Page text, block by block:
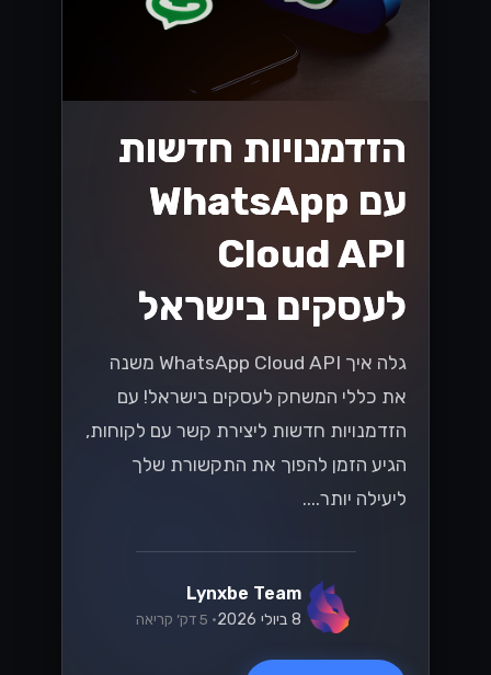
הזדמנויות חדשות
עם WhatsApp
Cloud API
לעסקים בישראל
גלה איך WhatsApp Cloud API משנה
את כללי המשחק לעסקים בישראל! עם
הזדמנויות חדשות ליצירת קשר עם לקוחות,
הגיע הזמן להפוך את התקשורת שלך
ליעילה יותר....
Lynxbe Team
8 ביולי 2026 • 5 דק׳ קריאה